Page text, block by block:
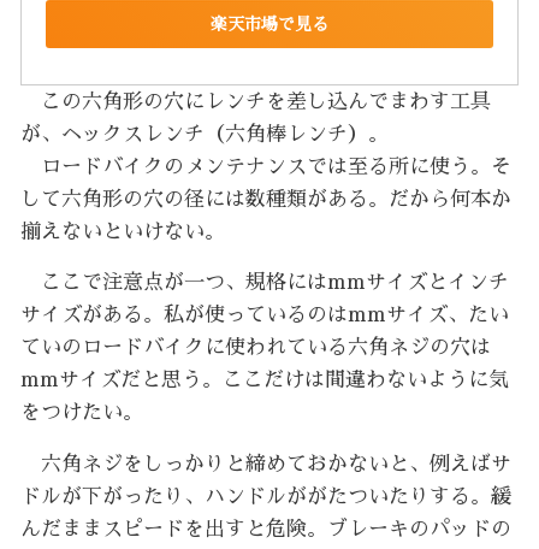
楽天市場で見る
この六角形の穴にレンチを差し込んでまわす工具
が、ヘックスレンチ（六角棒レンチ）。
ロードバイクのメンテナンスでは至る所に使う。そ
して六角形の穴の径には数種類がある。だから何本か
揃えないといけない。
ここで注意点が一つ、規格にはmmサイズとインチ
サイズがある。私が使っているのはmmサイズ、たい
ていのロードバイクに使われている六角ネジの穴は
mmサイズだと思う。ここだけは間違わないように気
をつけたい。
六角ネジをしっかりと締めておかないと、例えばサ
ドルが下がったり、ハンドルががたついたりする。緩
んだままスピードを出すと危険。ブレーキのパッドの